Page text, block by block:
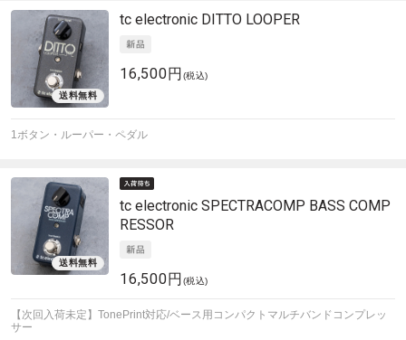
tc electronic DITTO LOOPER
16,500円 (税込)
1ボタン・ルーパー・ペダル
tc electronic SPECTRACOMP BASS COMP
RESSOR
16,500円 (税込)
【次回入荷未定】TonePrint対応/ベース用コンパクトマルチバンドコンプレッ
サー